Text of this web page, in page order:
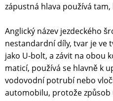
zápustná hlava používá
Anglický název jezdeckého
nestandardní díly, tvar je ve
jako U-bolt, a závit na obou
maticí, používá se hlavně k
vodovodní potrubí nebo
automobilu, protože